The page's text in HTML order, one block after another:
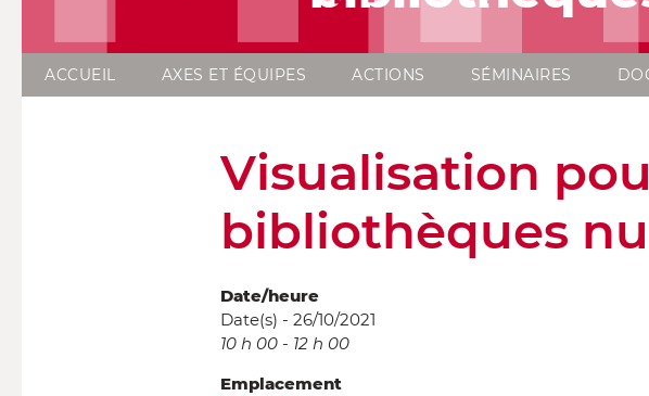
ACCUEIL AXES ET ÉQUIPES ACTIONS SÉMINAIRES
Visualisation
bibliothèques
Date/heure
Date(s) - 26/10/2021
10 h 00 - 12 h 00
Emplacement